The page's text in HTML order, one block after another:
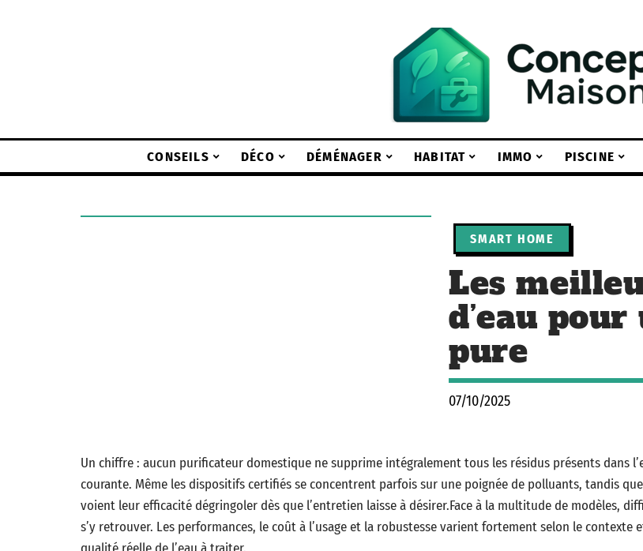
CONSEILS DÉCO DÉMÉNAGER HABITAT IMMO PISCINE
SMART HOME
Les
d’eau
pure
07/10/2025
Un chiffre : aucun purificateur domestique ne supprime intégralement tous les résidus présents dans
courante. Même les dispositifs certifiés se concentrent parfois sur une poignée de polluants, tandis
voient leur efficacité dégringoler dès que l’entretien laisse à désirer.Face à la multitude de modèles,
s’y retrouver. Les performances, le coût à l’usage et la robustesse varient fortement selon le contexte